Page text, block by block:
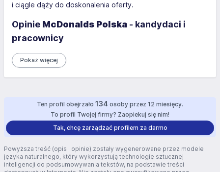
i ciągle dąży do doskonalenia oferty.
Opinie McDonalds Polska - kandydaci i
pracownicy
Pokaż więcej
Ten profil obejrzało 134 osoby przez 12 miesięcy.
To profil Twojej firmy? Zaopiekuj się nim!
Tak, chcę zarządzać profilem za darmo
Powyższa treść (opis i opinie) zostały wygenerowane przez modele
języka naturalnego, który wykorzystują technologię sztucznej
inteligencji do podsumowywania tekstów, na podstawie treści